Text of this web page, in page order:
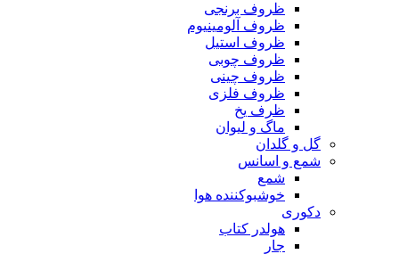
ظروف برنجی
ظروف آلومینیوم
ظروف استیل
ظروف چوبی
ظروف چینی
ظروف فلزی
ظرف یخ
ماگ و لیوان
گل و گلدان
شمع و اسانس
شمع
خوشبوکننده هوا
دکوری
هولدر کتاب
جار